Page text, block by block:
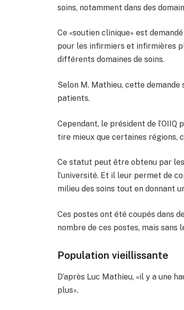
soins, notamment dans des
Ce «soutien clinique» est
pour les infirmiers et infirmières
différents domaines de soins.
Selon M. Mathieu, cette
patients.
Cependant, le président de l’OIIQ
tire mieux que certaines régions,
Ce statut peut être obtenu par
l’université. Et il leur permet de
milieu des soins tout en donnant
Ces postes ont été coupés dans
nombre de ces postes, mais
Population vieillissante
D’après Luc Mathieu, «il y a une
plus».